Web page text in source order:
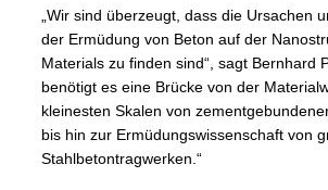
„Wir sind überzeugt, dass die Ursachen
der Ermüdung von Beton auf der
Materials zu finden sind“, sagt Bernhard
benötigt es eine Brücke von der
kleinesten Skalen von
bis hin zur Ermüdungswissenschaft von
Stahlbetontragwerken.“